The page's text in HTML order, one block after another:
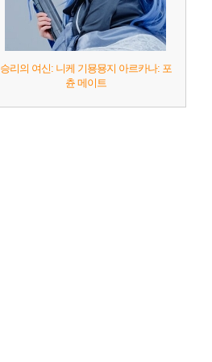
승리의 여신: 니케 기묭묭지 아르카나: 포
츈 메이트